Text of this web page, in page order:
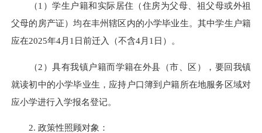
（1）学生户籍和实际居住（住房为父母、祖父母或外祖
父母的房产证）均在丰州辖区内的小学毕业生。其中学生户籍
应在2025年4月1日前迁入（不含4月1日）。
（2）具有我镇户籍而学籍在外县（市、区），要回我镇
就读初中的小学毕业生，应持户口簿到户籍所在地服务区域对
应小学进行入学报名登记。
2. 政策性照顾对象：